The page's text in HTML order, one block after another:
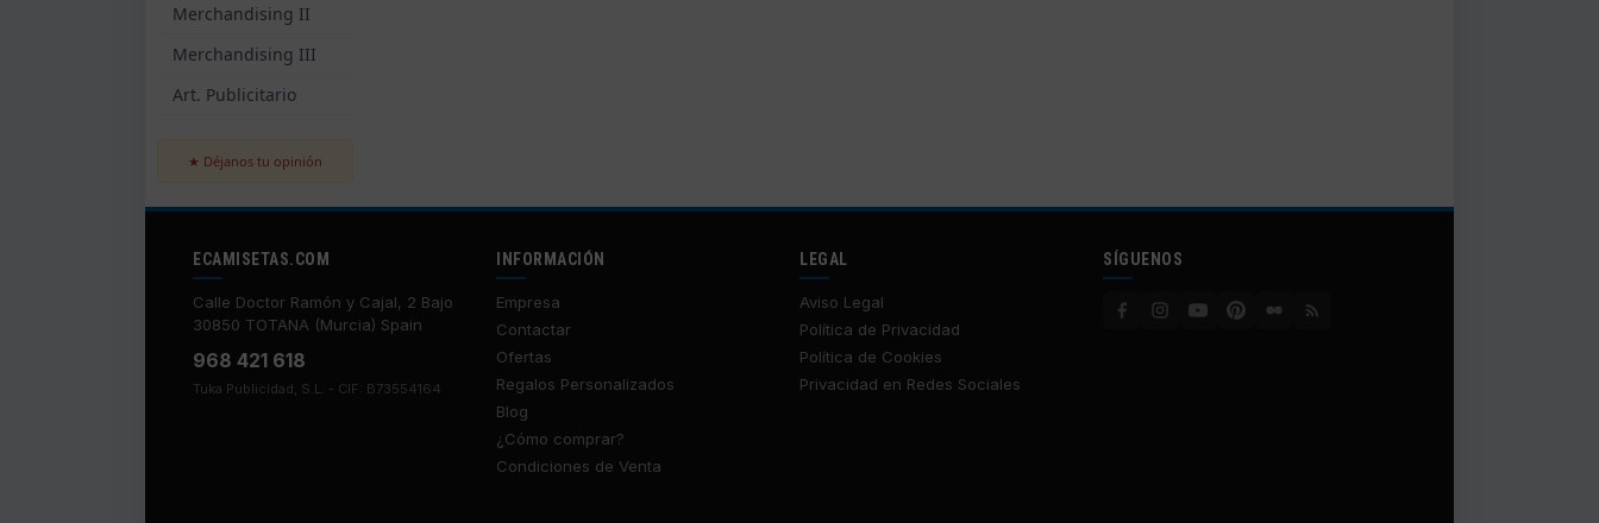
Merchandising II
Merchandising III
Art. Publicitario
★ Déjanos tu opinión
ECAMISETAS.COM
Calle Doctor Ramón y Cajal, 2 Bajo
30850 TOTANA (Murcia) Spain
968 421 618
Tuka Publicidad, S.L. - CIF: B73554164
INFORMACIÓN
Empresa
Contactar
Ofertas
Regalos Personalizados
Blog
¿Cómo comprar?
Condiciones de Venta
LEGAL
Aviso Legal
Política de Privacidad
Política de Cookies
Privacidad en Redes Sociales
SÍGUENOS